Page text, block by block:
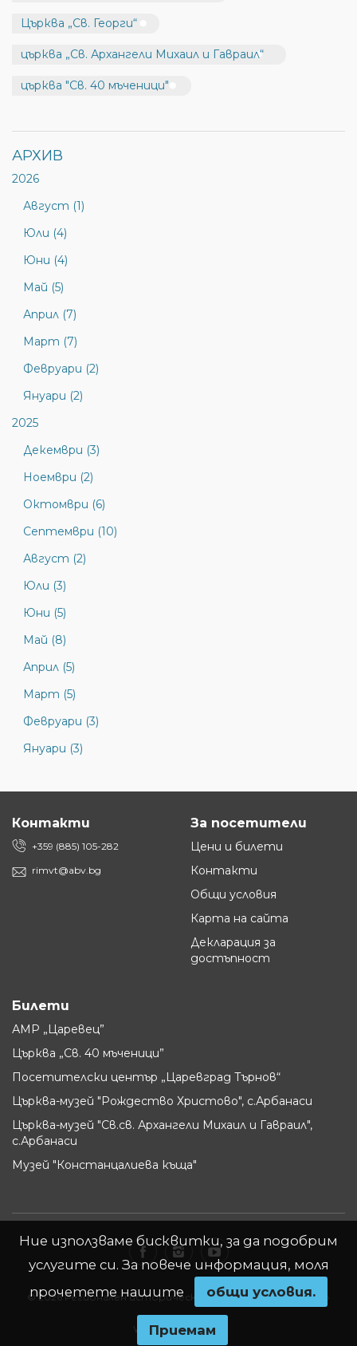
Църква „Св. Георги“
църква „Св. Архангели Михаил и Гавраил“
църква "Св. 40 мъченици"
АРХИВ
2026
Август (1)
Юли (4)
Юни (4)
Май (5)
Април (7)
Март (7)
Февруари (2)
Януари (2)
2025
Декември (3)
Ноември (2)
Октомври (6)
Септември (10)
Август (2)
Юли (3)
Юни (5)
Май (8)
Април (5)
Март (5)
Февруари (3)
Януари (3)
Контакти
+359 (885) 105-282
rimvt@abv.bg
За посетители
Цени и билети
Контакти
Общи условия
Карта на сайта
Декларация за
достъпност
Билети
АМР „Царевец”
Църква „Св. 40 мъченици”
Посетителски център „Царевград Търнов“
Църква-музей "Рождество Христово", с.Арбанаси
Църква-музей "Св.св. Архангели Михаил и Гавраил",
с.Арбанаси
Музей "Констанцалиева къща"
© 2026 Регионален исторически музей - Велико Търново
Website byWebInfit
Ние използваме бисквитки, за да подобрим
услугите си. За повече информация, моля
прочетете нашите
oбщи условия.
Приемам